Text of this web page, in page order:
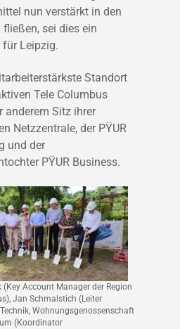
nun verstärkt in den
sei dies ein
Leipzig.
Standort
Tele Columbus
anderem Sitz ihrer
Netzzentrale, der PŸUR
und der
PŸUR Business.
(Key Account Manager der Region
Jan Schmalstich (Leiter
Wohnungsgenossenschaft
(Koordinator